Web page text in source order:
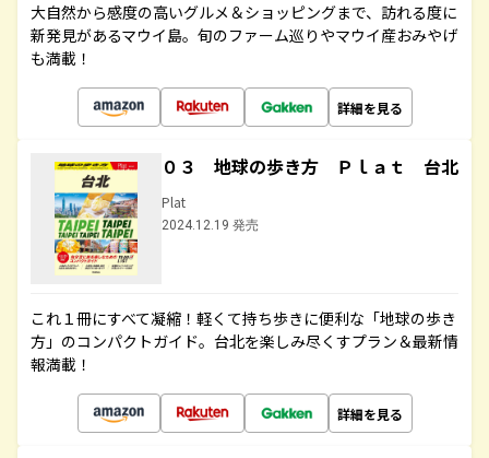
大自然から感度の高いグルメ＆ショッピングまで、訪れる度に
新発見があるマウイ島。旬のファーム巡りやマウイ産おみやげ
も満載！
詳細を見る
０３ 地球の歩き方 Ｐｌａｔ 台北
Plat
2024.12.19 発売
これ１冊にすべて凝縮！軽くて持ち歩きに便利な「地球の歩き
方」のコンパクトガイド。台北を楽しみ尽くすプラン＆最新情
報満載！
詳細を見る